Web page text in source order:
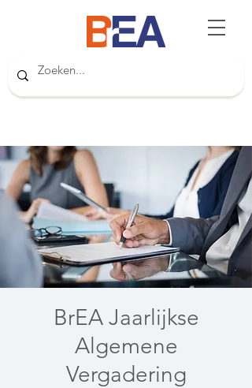
BrEA Jaarlijkse
Algemene
Vergadering